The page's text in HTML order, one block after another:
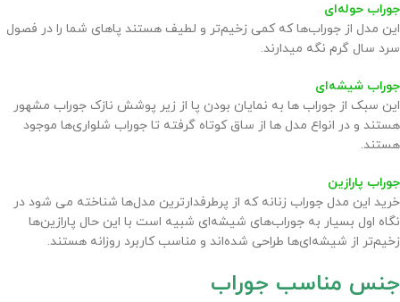
جوراب حوله‌ای
این مدل از جوراب‌ها که کمی زخیم‌تر و لطیف هستند پاهای شما را در فصول
سرد سال گرم نگه میدارند.
جوراب شیشه‌ای
این سبک از جوراب ها به نمایان بودن پا از زیر پوشش نازک جوراب مشهور
هستند و در انواع مدل ها از ساق کوتاه گرفته تا جوراب شلواری‌ها موجود
هستند.
جوراب پارازین
خرید این مدل جوراب زنانه که از پرطرفدارترین مدل‌ها شناخته می شود در
نگاه اول بسیار به جوراب‌های شیشه‌ای شبیه است با این حال پارازین‌ها
زخیم‌تر از شیشه‌ای‌ها طراحی شده‌اند و مناسب کاربرد روزانه هستند.
جنس مناسب جوراب